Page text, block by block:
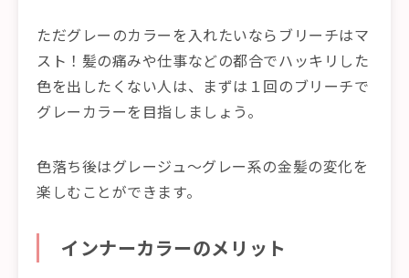
ただグレーのカラーを入れたいならブリーチはマ
スト！髪の痛みや仕事などの都合でハッキリした
色を出したくない人は、まずは１回のブリーチで
グレーカラーを目指しましょう。
色落ち後はグレージュ〜グレー系の金髪の変化を
楽しむことができます。
インナーカラーのメリット